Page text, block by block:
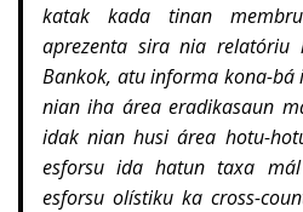
katak kada tinan
aprezenta sira nia
Bankok, atu informa kona-bá
nian iha área eradikasaun
idak nian husi área hotu-
esforsu ida hatun taxa mál
esforsu olístiku ka cross-